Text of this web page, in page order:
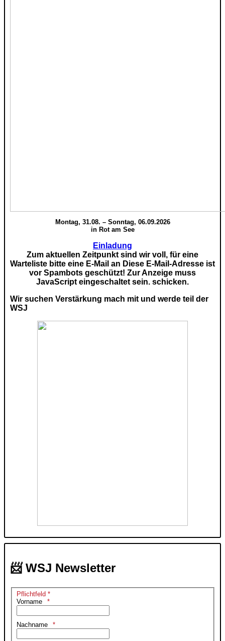
Montag, 31.08. – Sonntag, 06.09.2026
in Rot am See
Einladung
Zum aktuellen Zeitpunkt sind wir voll, für eine
Warteliste bitte eine E-Mail an Diese E-Mail-Adresse ist
vor Spambots geschützt! Zur Anzeige muss
JavaScript eingeschaltet sein. schicken.
Wir suchen Verstärkung mach mit und werde teil der
WSJ
📨 WSJ Newsletter
Pflichtfeld *
Vorname
Nachname